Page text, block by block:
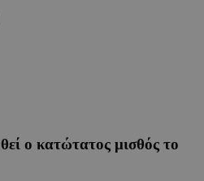
ο κατώτατος μισθός το